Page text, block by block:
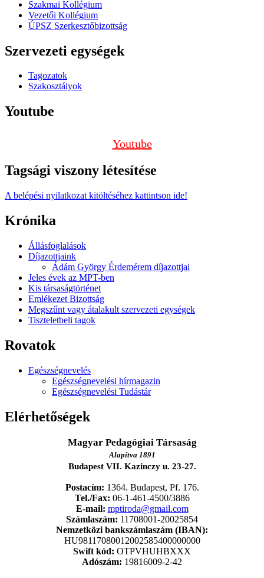
Szakmai Kollégium
Vezetői Kollégium
ÚPSZ Szerkesztőbizottság
Szervezeti egységek
Tagozatok
Szakosztályok
Youtube
Youtube
Tagsági viszony létesítése
A belépési nyilatkozat kitöltéséhez kattintson ide!
Krónika
Állásfoglalások
Díjazottjaink
Ádám György Érdemérem díjazottjai
Jeles évek az MPT-ben
Kis társaságtörténet
Emlékezet Bizottság
Megszűnt vagy átalakult szervezeti egységek
Tiszteletbeli tagok
Rovatok
Egészségnevelés
Egészségnevelési hírmagazin
Egészségnevelési Tudástár
Elérhetőségek
Magyar Pedagógiai Társaság
Alapítva 1891
Budapest VII. Kazinczy u. 23-27.
Postacím: 1364. Budapest, Pf. 176.
Tel./Fax: 06-1-461-4500/3886
E-mail: mptiroda@gmail.com
Számlaszám: 11708001-20025854
Nemzetközi bankszámlaszám (IBAN):
HU98117080012002585400000000
Swift kód: OTPVHUHBXXX
Adószám: 19816009-2-42